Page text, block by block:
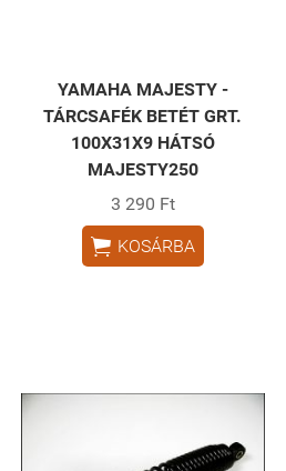
YAMAHA MAJESTY -
TÁRCSAFÉK BETÉT GRT.
100X31X9 HÁTSÓ
MAJESTY250
3 290 Ft
 KOSÁRBA